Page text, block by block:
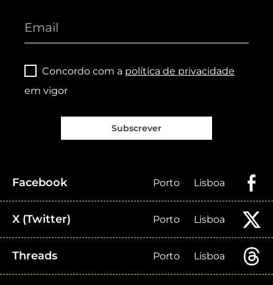
Concordo com a política de privacidade
em vigor
Subscrever
Facebook Porto Lisboa
X (Twitter) Porto Lisboa
Threads Porto Lisboa